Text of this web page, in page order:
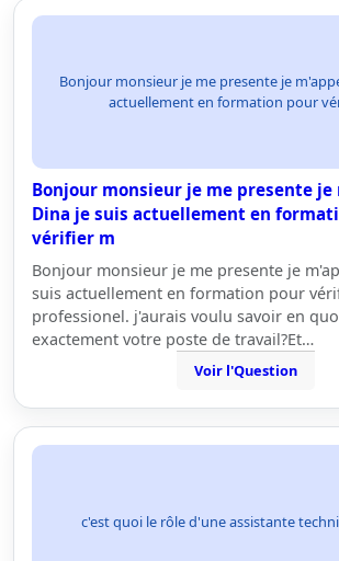
Bonjour monsieur je me presente je
actuellement en formation pour
Bonjour monsieur je me presente je
Dina je suis actuellement en
vérifier m
Bonjour monsieur je me presente je
suis actuellement en formation pour
professionel. j'aurais voulu savoir en
exactement votre poste de travail?Et…
Voir l'Question
c'est quoi le rôle d'une assistante